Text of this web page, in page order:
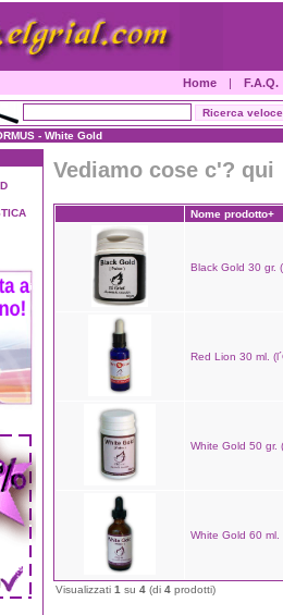
Home | F.A.Q.
- White Gold
Vediamo cose c'? qui
Nome prodotto+
Black Gold 30 gr.
Red Lion 30 ml.
White Gold 50 gr.
White Gold 60 ml.
Visualizzati 1 su 4 (di 4 prodotti)